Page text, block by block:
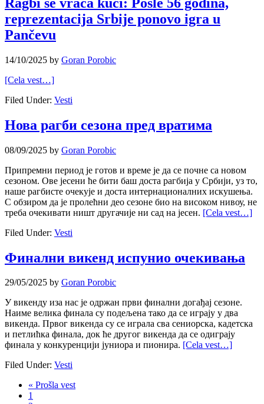
reprezentacija Srbije ponovo igra u
Pančevu
14/10/2025 by Goran Porobic
[Cela vest…]
Filed Under: Vesti
Нова рагби сезона пред вратима
08/09/2025 by Goran Porobic
Припремни период је готов и време је да се почне са новом
сезоном. Ове јесени ће бити баш доста рагбија у Србији, уз то,
наше рагбисте очекује и доста интернационалних искушења.
С обзиром да је пролећни део сезоне био на високом нивоу, не
треба очекивати ништ другачије ни сад на јесен. [Cela vest…]
Filed Under: Vesti
Финални викенд испунио очекивања
29/05/2025 by Goran Porobic
У викенду иза нас је одржан први финални догађај сезоне.
Наиме велика финала су подељена тако да се играју у два
викенда. Првог викенда су се играла сва сениорска, кадетска
и петлићка финала, док ће другог викенда да се одиграју
финала у конкуренцији јуниора и пионира. [Cela vest…]
Filed Under: Vesti
« Prošla vest
1